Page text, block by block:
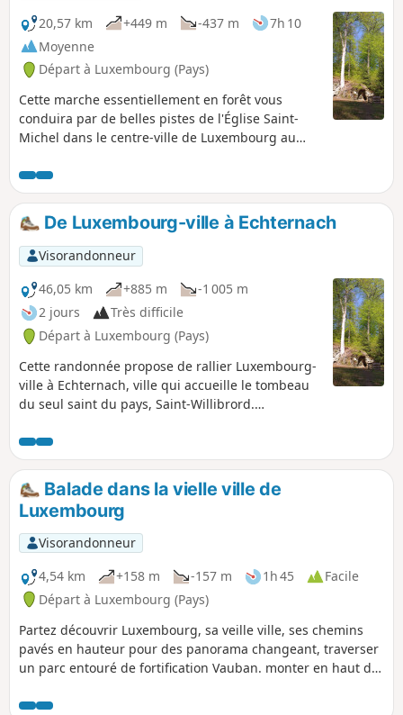
20,57 km
+449 m -437 m
7h 10
Moyenne
Départ à Luxembourg (Pays)
Cette marche essentiellement en forêt vous
conduira par de belles pistes de l'Église Saint-
Michel dans le centre-ville de Luxembourg au
par Bourlingster, célèbre pour son château, son
restaurant et sa brasserie. Le retour se fait
aisément par car.
De Luxembourg-ville à Echternach
Visorandonneur
46,05 km
+885 m
-1 005 m
2 jours
Très difficile
Départ à Luxembourg (Pays)
Cette randonnée propose de rallier Luxembourg-
ville à Echternach, ville qui accueille le tombeau
du seul saint du pays, Saint-Willibrord.
procession dansante inscrite au patrimoine
culturel immatériel par l'Unesco en 2010 et qui a
lieu le mardi de Pentecôte. La marche à travers
bois et campagne permet de découvrir les
impressionnants grès du Luxembourg, lieux
envoûtants et mystérieux. On peut imaginer que
Willibrord a emprunté cette voie en son temps.
Balade dans la vielle ville de
Luxembourg
Visorandonneur
4,54 km
+158 m -157 m 1h 45
Facile
Départ à Luxembourg (Pays)
Partez découvrir Luxembourg, sa veille ville, ses chemins
pavés en hauteur pour des panorama changeant, traverser
un parc entouré de fortification Vauban. monter en haut du